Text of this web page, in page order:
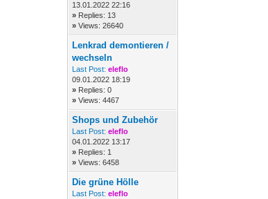
13.01.2022 22:16
» Replies: 13
»Views: 26640
Lenkrad demontieren /
wechseln
Last Post: eleflo
09.01.2022 18:19
» Replies: 0
»Views: 4467
Shops und Zubehör
Last Post: eleflo
04.01.2022 13:17
» Replies: 1
»Views: 6458
Die grüne Hölle
Last Post: eleflo